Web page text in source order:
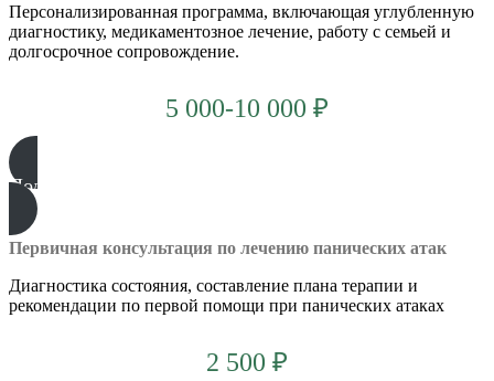
Персонализированная программа, включающая углубленную
диагностику, медикаментозное лечение, работу с семьей и
долгосрочное сопровождение.
5 000-10 000 ₽
Подробнее
Первичная консультация по лечению панических атак
Диагностика состояния, составление плана терапии и
рекомендации по первой помощи при панических атаках
2 500 ₽